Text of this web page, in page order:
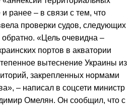
ранее – в связи с тем, что
проверки судов, следующих
обратно. «Цель очевидна –
портов в акватории
вытеснение Украины из
закрепленных нормами
– написал в соцсети министр
Омелян. Он сообщил, что с